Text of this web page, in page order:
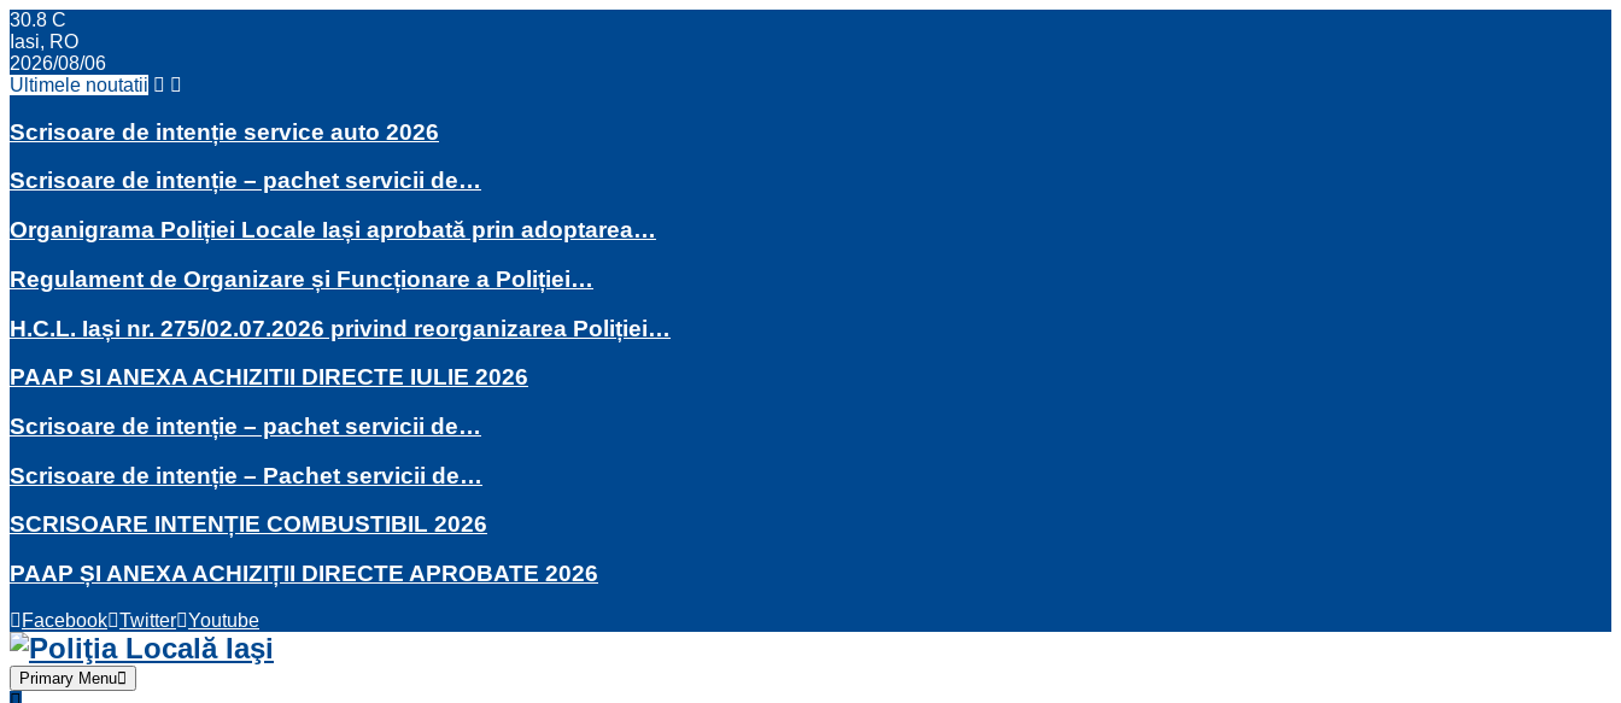
30.8 C
Iasi, RO
2026/08/06
Ultimele noutatii
Scrisoare de intenție service auto 2026
Scrisoare de intenție – pachet servicii de…
Organigrama Poliției Locale Iași aprobată prin adoptarea…
Regulament de Organizare și Funcționare a Poliției…
H.C.L. Iași nr. 275/02.07.2026 privind reorganizarea Poliției…
PAAP SI ANEXA ACHIZITII DIRECTE IULIE 2026
Scrisoare de intenție – pachet servicii de…
Scrisoare de intenție – Pachet servicii de…
SCRISOARE INTENȚIE COMBUSTIBIL 2026
PAAP ȘI ANEXA ACHIZIȚII DIRECTE APROBATE 2026
Facebook Twitter Youtube
Primary Menu